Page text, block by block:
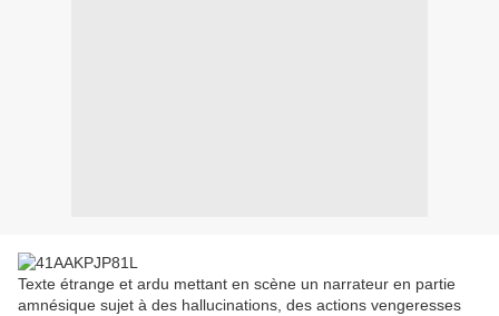
Texte étrange et ardu mettant en scène un narrateur en partie
amnésique sujet à des hallucinations, des actions vengeresses